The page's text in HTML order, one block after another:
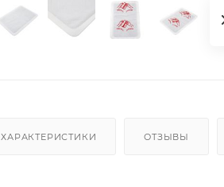
ХАРАКТЕРИСТИКИ ОТЗЫВЫ